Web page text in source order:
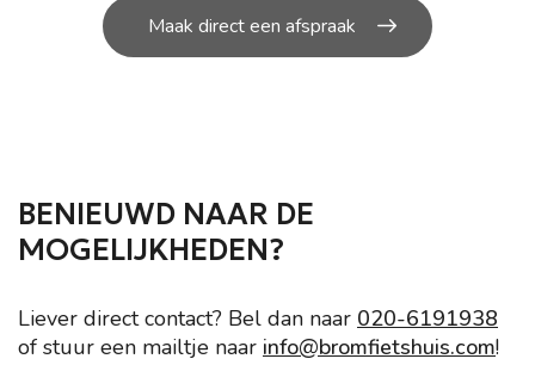
Maak direct een afspraak
BENIEUWD NAAR DE
MOGELIJKHEDEN?
Liever direct contact? Bel dan naar 020-6191938
of stuur een mailtje naar info@bromfietshuis.com!